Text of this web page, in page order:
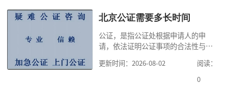
北京公证需要多长时间
公证，是指公证处根据申请人的申
请，依法证明公证事项的合法性与真
高公证事项的效力，固定证据，但是
很多人不知道在北京办理公证需要多
更新时间：2026-08-02
阅读：
0